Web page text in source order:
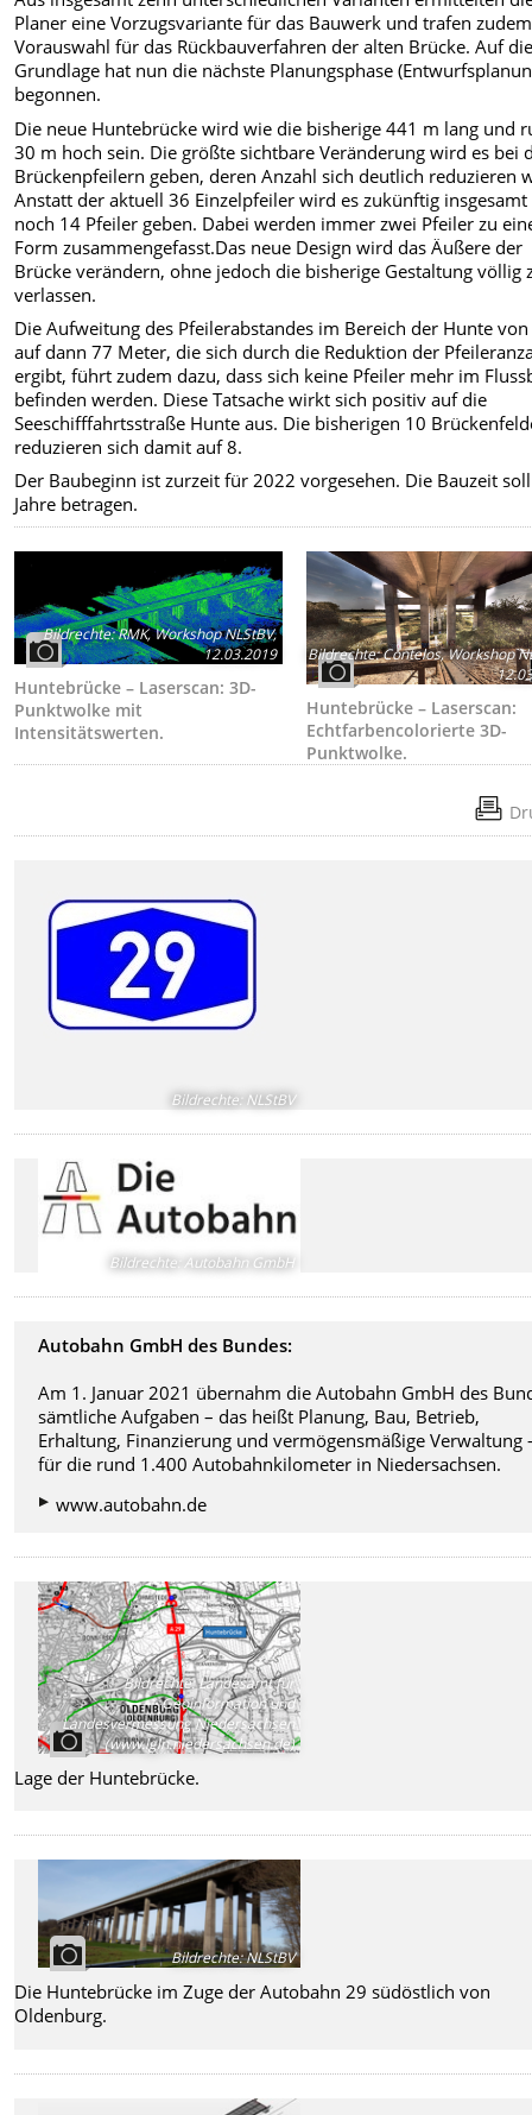
Planer eine Vorzugsvariante für das Bauwerk und trafen
Vorauswahl für das Rückbauverfahren der alten Brücke. Auf
Grundlage hat nun die nächste Planungsphase
begonnen.
Die neue Huntebrücke wird wie die bisherige 441 m lang und
30 m hoch sein. Die größte sichtbare Veränderung wird es bei
Brückenpfeilern geben, deren Anzahl sich deutlich reduzieren
Anstatt der aktuell 36 Einzelpfeiler wird es zukünftig
noch 14 Pfeiler geben. Dabei werden immer zwei Pfeiler zu
Form zusammengefasst.Das neue Design wird das Äußere der
Brücke verändern, ohne jedoch die bisherige Gestaltung völlig
verlassen.
Die Aufweitung des Pfeilerabstandes im Bereich der Hunte
auf dann 77 Meter, die sich durch die Reduktion der
ergibt, führt zudem dazu, dass sich keine Pfeiler mehr im
befinden werden. Diese Tatsache wirkt sich positiv auf die
Seeschifffahrtsstraße Hunte aus. Die bisherigen 10
reduzieren sich damit auf 8.
Der Baubeginn ist zurzeit für 2022 vorgesehen. Die Bauzeit
Jahre betragen.
Bildrechte:RMK, Workshop NLStBV,
12.03.2019
Huntebrücke – Laserscan: 3D-
Punktwolke mit
Intensitätswerten.
Bildrechte:Contelos, Workshop
Huntebrücke – Laserscan:
Echtfarbencolorierte 3D-
Punktwolke.
Bildrechte: NLStBV
Bildrechte Autobahn GmbH
Autobahn GmbH des Bundes:
Am 1. Januar 2021 übernahm dieAutobahn GmbH des
sämtliche Aufgaben – das heißt Planung, Bau, Betrieb,
Erhaltung, Finanzierung und vermögensmäßige Verwaltung
für die rund 1.400 Autobahnkilometer in Niedersachsen.
www.autobahn.de
Bildrechte:Landesamt für
Geoinformation und
Landesvermessung Niedersachsen
(www.lgln.niedersachsen.de)
Lage der Huntebrücke.
Bildrechte:NLStBV
Die Huntebrücke im Zuge der Autobahn 29 südöstlich von
Oldenburg.